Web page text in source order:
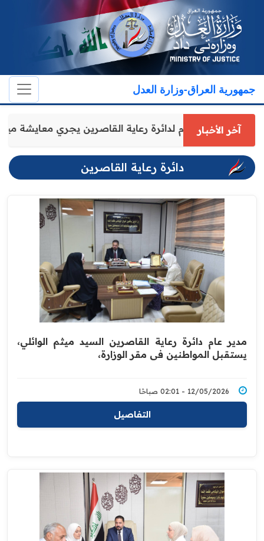
جمهورية العراق-وزارة العدل
آخر الأخبارالمدير العام لدائرة رعاية القاصرين يجري
دائرة رعاية القاصرين
مدير عام دائرة رعاية القاصرين السيد ميثم الوائلي،
يستقبل المواطنين في مقر الوزارة،
12/05/2026 - 02:01 صباحًا
التفاصيل